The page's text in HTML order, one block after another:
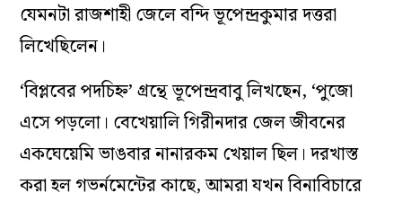
যেমনটা রাজশাহী জেলে বন্দি ভূপেন্দ্রকুমার দত্তরা
লিখেছিলেন।
‘বিপ্লবের পদচিহ্ন’ গ্রন্থে ভূপেন্দ্রবাবু লিখছেন, ‘পুজো
এসে পড়লো। বেখেয়ালি গিরীনদার জেল জীবনের
একঘেয়েমি ভাঙবার নানারকম খেয়াল ছিল। দরখাস্ত
করা হল গভর্নমেন্টের কাছে, আমরা যখন বিনাবিচারে